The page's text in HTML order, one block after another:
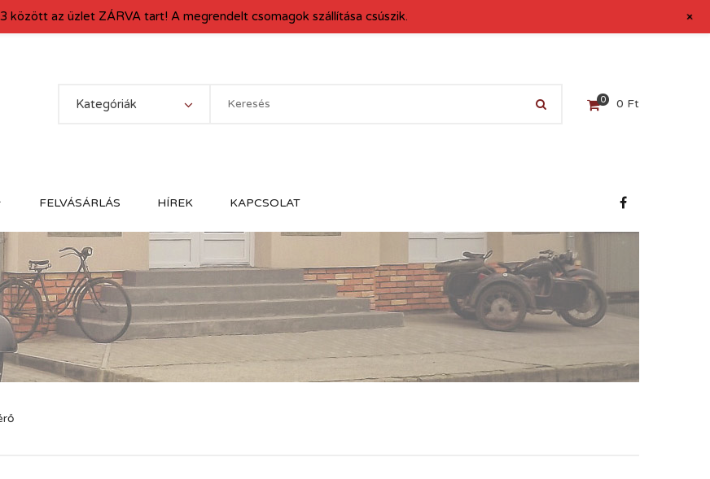
Kategóriák 0 0 Ft
FELVÁSÁRLÁS HÍREK KAPCSOLAT
között az üzlet ZÁRVA tart! A megrendelt csomagok szállítása csúszik. +